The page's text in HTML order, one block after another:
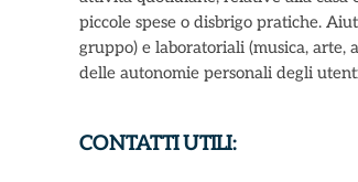
piccole spese o disbrigo pratiche.
gruppo) e laboratoriali (musica,
delle autonomie personali degli
CONTATTI UTILI: